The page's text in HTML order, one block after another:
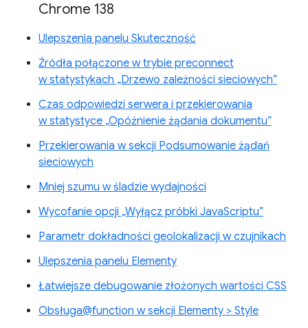
Chrome 138
Ulepszenia panelu Skuteczność
Źródła połączone w trybie preconnect
w statystykach „Drzewo zależności sieciowych”
Czas odpowiedzi serwera i przekierowania
w statystyce „Opóźnienie żądania dokumentu”
Przekierowania w sekcji Podsumowanie żądań
sieciowych
Mniej szumu w śladzie wydajności
Wycofanie opcji „Wyłącz próbki JavaScriptu”
Parametr dokładności geolokalizacji w czujnikach
Ulepszenia panelu Elementy
Łatwiejsze debugowanie złożonych wartości CSS
Obsługa@function w sekcji Elementy > Style